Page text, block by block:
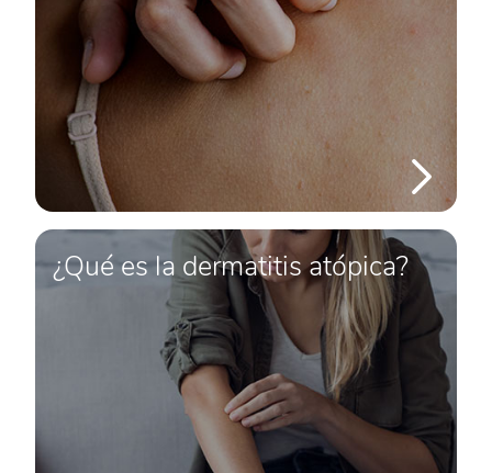
¿Qué es la dermatitis atópica?